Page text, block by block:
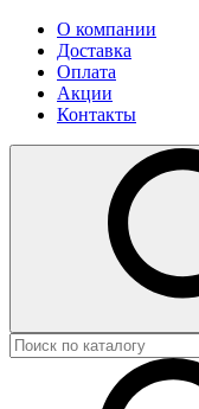
О компании
Доставка
Оплата
Акции
Контакты